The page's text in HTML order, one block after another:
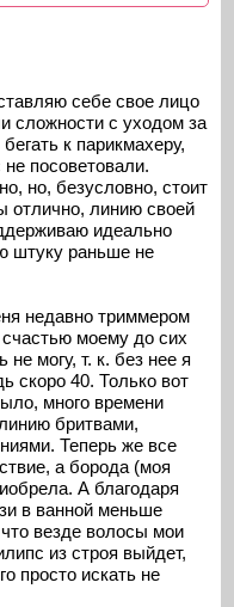
себе свое лицо
сложности с уходом за
к парикмахеру,
посоветовали.
но, безусловно, стоит
отлично, линию своей
идеально
штуку раньше не
недавно триммером
моему до сих
могу, т. к. без нее я
скоро 40. Только вот
много времени
бритвами,
Теперь же все
а борода (моя
А благодаря
в ванной меньше
везде волосы мои
из строя выйдет,
просто искать не